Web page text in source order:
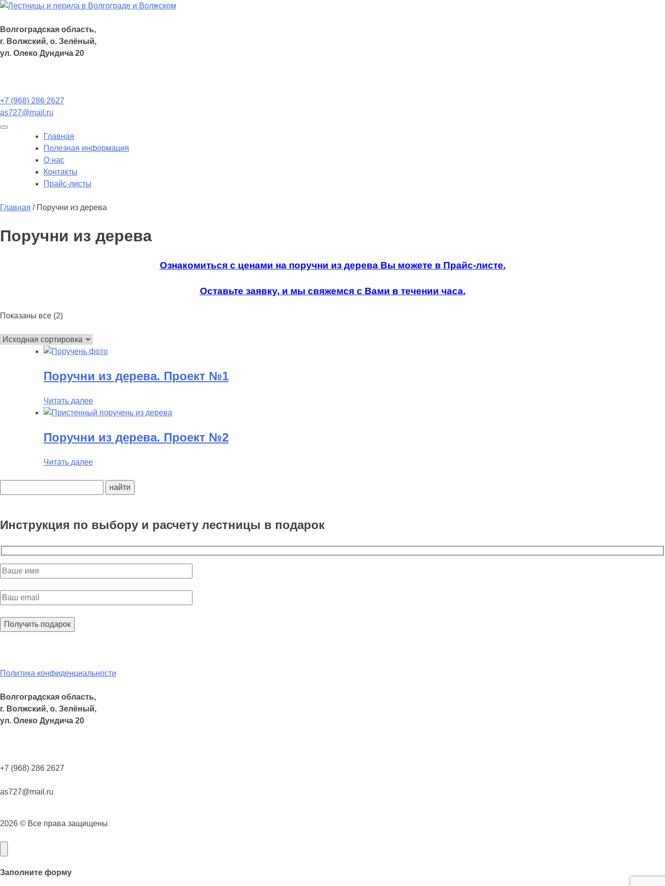
Волгоградская область,
г. Волжский, о. Зелёный,
ул. Олеко Дундича 20
+7 (968) 286 2627
as727@mail.ru
Главная
Полезная информация
О нас
Контакты
Прайс-листы
Главная / Поручни из дерева
Поручни из дерева
Ознакомиться с ценами на поручни из дерева Вы можете в Прайс-листе.
Оставьте заявку, и мы свяжемся с Вами в течении часа.
Показаны все (2)
Поручни из дерева. Проект №1
Читать далее
Поручни из дерева. Проект №2
Читать далее
Инструкция по выбору и расчету лестницы в подарок
Политика конфиденциальности
Волгоградская область,
г. Волжский, о. Зелёный,
ул. Олеко Дундича 20
+7 (968) 286 2627
as727@mail.ru
2026 © Все права защищены
Заполните форму